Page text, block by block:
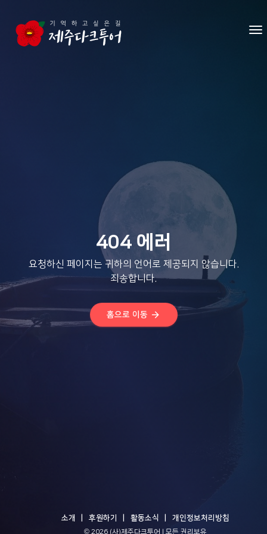
404 에러
요청하신 페이지는 귀하의 언어로 제공되지 않습니다.
죄송합니다.
홈으로 이동 arrow_forward
소개 후원하기 활동소식 개인정보처리방침
© 2026 (사)제주다크투어 | 모든 권리보유